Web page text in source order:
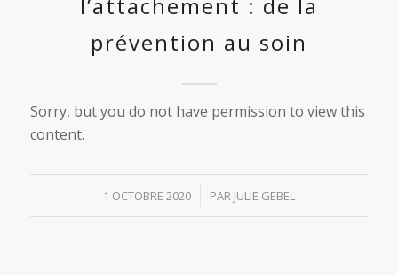
prévention au soin
Sorry, but you do not have permission to view this
content.
1 OCTOBRE 2020
/ PAR JULIE GEBEL